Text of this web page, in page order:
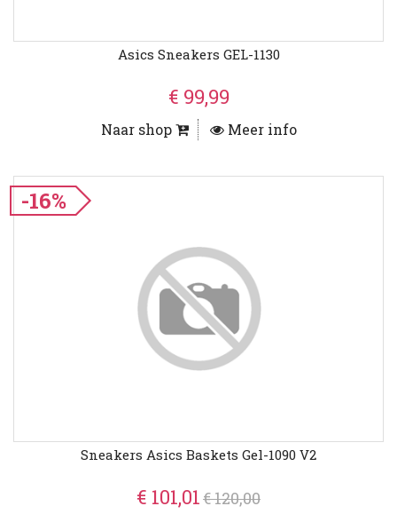
Asics Sneakers GEL-1130
€ 99,99
Naar shop Meer info
-16%
Sneakers Asics Baskets Gel-1090 V2
€ 101,01€ 120,00